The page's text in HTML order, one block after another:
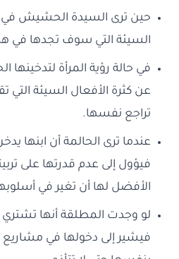
حين ترى السيدة الحشيش في
السيئة التي سوف تجدها في
في حالة رؤية المرأة
عن كثرة الأفعال السيئة التي
تراجع نفسها.
عندما ترى الحالمة أن ابنها
فيؤول إلى عدم قدرتها على
الأفضل لها أن تغير في
لو وجدت المطلقة أنها
فيشير إلى دخولها في مشاريع